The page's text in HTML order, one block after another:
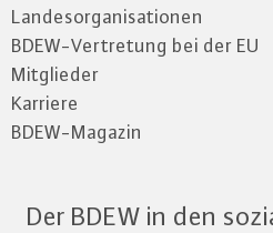
Landesorganisationen
BDEW-Vertretung bei der EU
Mitglieder
Karriere
BDEW-Magazin
Der BDEW in den